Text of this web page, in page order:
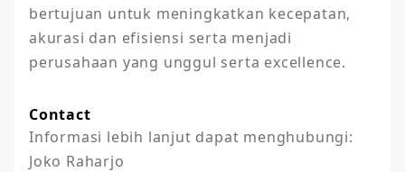
bertujuan untuk meningkatkan kecepatan,
akurasi dan efisiensi serta menjadi
perusahaan yang unggul serta excellence.
Contact
Informasi lebih lanjut dapat menghubungi:
Joko Raharjo